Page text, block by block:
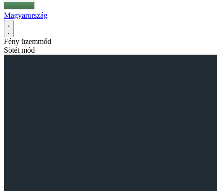
Magyarország
Fény üzemmód
Sötét mód